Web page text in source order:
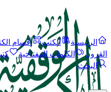
الرئيسية الكتب أقسام
القرون
الكلمات المفتاحية
البحث